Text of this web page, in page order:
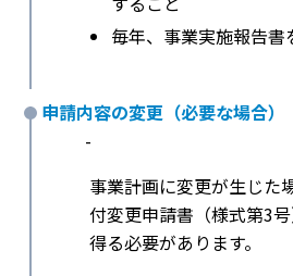
毎年、事業実施報告書
申請内容の変更（必要な場合）
-
事業計画に変更が生じた
付変更申請書（様式第3
得る必要があります。